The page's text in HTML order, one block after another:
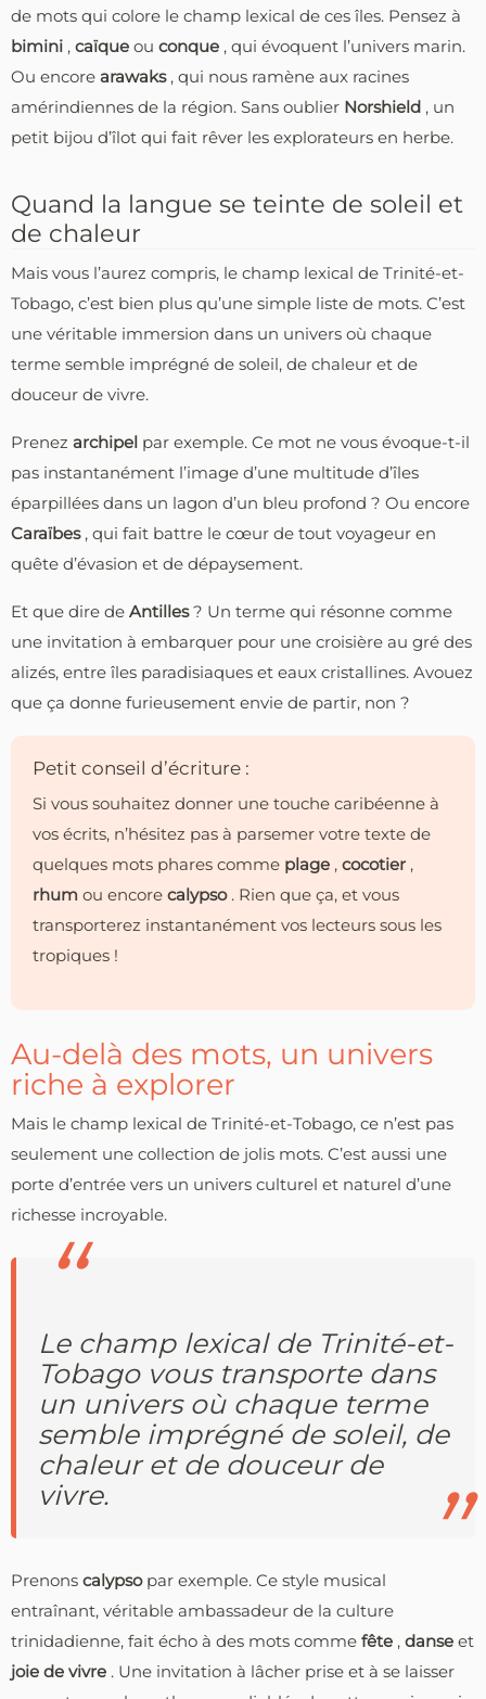
de mots qui colore le champ lexical de ces îles. Pensez à
bimini , caïque ou conque , qui évoquent l’univers marin.
Ou encore arawaks , qui nous ramène aux racines
amérindiennes de la région. Sans oublier Norshield , un
petit bijou d’îlot qui fait rêver les explorateurs en herbe.
Quand la langue se teinte de soleil et
de chaleur
Mais vous l’aurez compris, le champ lexical de Trinité-et-
Tobago, c’est bien plus qu’une simple liste de mots. C’est
une véritable immersion dans un univers où chaque
terme semble imprégné de soleil, de chaleur et de
douceur de vivre.
Prenez archipel par exemple. Ce mot ne vous évoque-t-il
pas instantanément l’image d’une multitude d’îles
éparpillées dans un lagon d’un bleu profond ? Ou encore
Caraïbes , qui fait battre le cœur de tout voyageur en
quête d’évasion et de dépaysement.
Et que dire de Antilles? Un terme qui résonne comme
une invitation à embarquer pour une croisière au gré des
alizés, entre îles paradisiaques et eaux cristallines. Avouez
que ça donne furieusement envie de partir, non ?
Petit conseil d’écriture :
Si vous souhaitez donner une touche caribéenne à
vos écrits, n’hésitez pas à parsemer votre texte de
quelques mots phares comme plage , cocotier ,
rhum ou encore calypso . Rien que ça, et vous
transporterez instantanément vos lecteurs sous les
tropiques !
Au-delà des mots, un univers
riche à explorer
Mais le champ lexical de Trinité-et-Tobago, ce n’est pas
seulement une collection de jolis mots. C’est aussi une
porte d’entrée vers un univers culturel et naturel d’une
richesse incroyable.
Le champ lexical de Trinité-et-
Tobago vous transporte dans
un univers où chaque terme
semble imprégné de soleil, de
chaleur et de douceur de
vivre.
Prenons calypso par exemple. Ce style musical
entraînant, véritable ambassadeur de la culture
trinidadienne, fait écho à des mots comme fête , danse et
joie de vivre . Une invitation à lâcher prise et à se laisser